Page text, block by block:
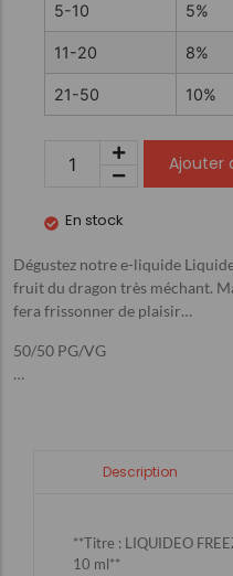
5-10 5%
11-20 8%
21-50 10%
Ajouter
En stock
Dégustez notre e-liquide
fruit du dragon très méchant.
fera frissonner de plaisir…
50/50 PG/VG
…
Description
**Titre : LIQUIDEO
10 ml**